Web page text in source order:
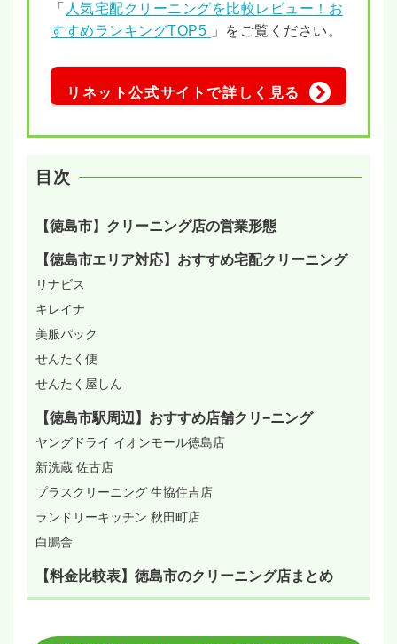
「
人気宅配クリーニングを比較レビュー！お
すすめランキングTOP5
」をご覧ください。
リネット公式サイトで詳しく見る
目次
【徳島市】クリーニング店の営業形態
【徳島市エリア対応】おすすめ宅配クリーニング
リナビス
キレイナ
美服パック
せんたく便
せんたく屋しん
【徳島市駅周辺】おすすめ店舗クリ−ニング
ヤングドライ イオンモール徳島店
新洗蔵 佐古店
プラスクリーニング 生協住吉店
ランドリーキッチン 秋田町店
白鵬舎
【料金比較表】徳島市のクリーニング店まとめ